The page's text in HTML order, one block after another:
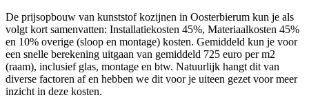
De prijsopbouw van kunststof kozijnen in Oosterbierum kun je als
volgt kort samenvatten: Installatiekosten 45%, Materiaalkosten 45%
en 10% overige (sloop en montage) kosten. Gemiddeld kun je voor
een snelle berekening uitgaan van gemiddeld 725 euro per m2
(raam), inclusief glas, montage en btw. Natuurlijk hangt dit van
diverse factoren af en hebben we dit voor je uiteen gezet voor meer
inzicht in deze kosten.